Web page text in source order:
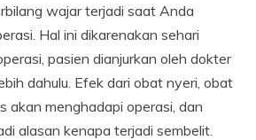
wajar terjadi saat Anda
Hal ini dikarenakan sehari
pasien dianjurkan oleh dokter
dahulu. Efek dari obat nyeri, obat
akan menghadapi operasi, dan
alasan kenapa terjadi sembelit.